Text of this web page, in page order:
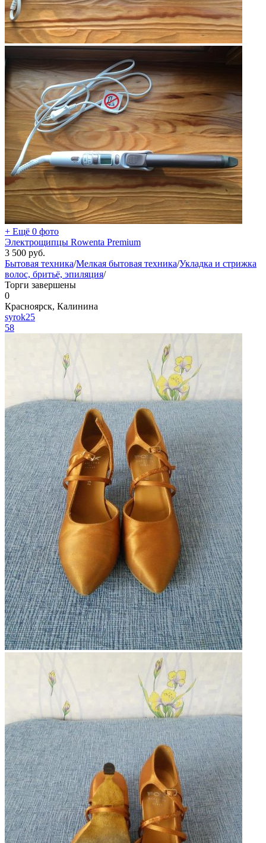
+ Ещё 0 фото
Электрощипцы Rowenta Premium
3 500 руб.
Бытовая техника/Мелкая бытовая техника/Укладка и стрижка
волос, бритьё, эпиляция/
Торги завершены
0
Красноярск, Калинина
syrok25
58